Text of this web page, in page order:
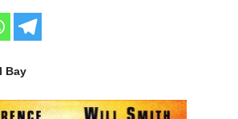
Bay